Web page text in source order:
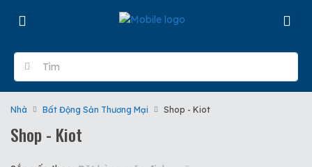
Nhà Bất Động Sản Thương Mại Shop - Kiot
Shop - Kiot